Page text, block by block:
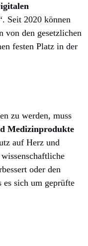
Seit 2020 können
von den gesetzlichen
festen Platz in der
zu werden, muss
Medizinprodukte
auf Herz und
oder den
es sich um geprüfte